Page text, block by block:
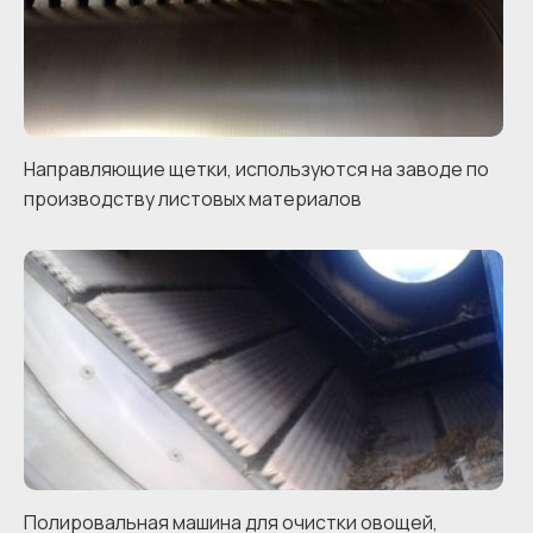
Направляющие щетки, используются на заводе по
производству листовых материалов
Полировальная машина для очистки овощей,